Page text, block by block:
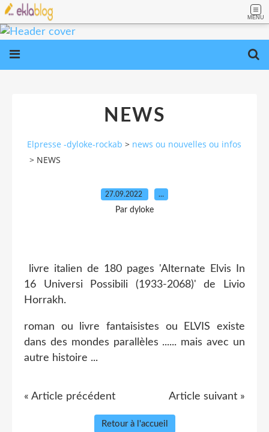
MENU
NEWS
Elpresse -dyloke-rockab > news ou nouvelles ou infos
> NEWS
27.09.2022 …
Par dyloke
livre italien de 180 pages 'Alternate Elvis In
16 Universi Possibili (1933-2068)' de Livio
Horrakh.
roman ou livre fantaisistes ou ELVIS existe
dans des mondes parallèles ...... mais avec un
autre histoire ...
« Article précédent Article suivant »
Retour à l'accueil